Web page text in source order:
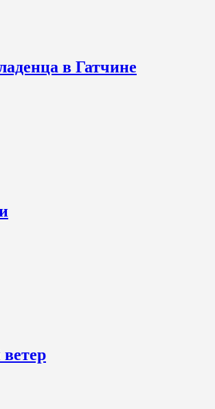
в Гатчине